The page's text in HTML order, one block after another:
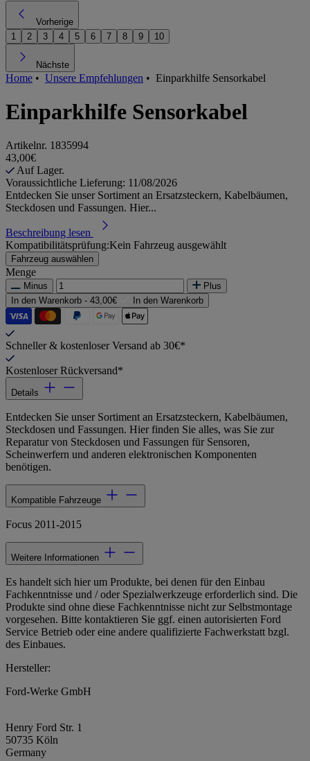
Vorherige
1
2 3 4 5 6 7 8 9 10
Nächste
Home • Unsere Empfehlungen • Einparkhilfe Sensorkabel
Einparkhilfe Sensorkabel
Artikelnr. 1835994
43,00€
Auf Lager.
Voraussichtliche Lieferung: 11/08/2026
Entdecken Sie unser Sortiment an Ersatzsteckern, Kabelbäumen,
Steckdosen und Fassungen. Hier...
Beschreibung lesen
Kompatibilitätsprüfung:Kein Fahrzeug ausgewählt
Fahrzeug auswählen
Menge
Minus
Plus
In den Warenkorb - 43,00€ In den Warenkorb
Schneller & kostenloser Versand ab 30€*
Kostenloser Rückversand*
Details
Entdecken Sie unser Sortiment an Ersatzsteckern, Kabelbäumen,
Steckdosen und Fassungen. Hier finden Sie alles, was Sie zur
Reparatur von Steckdosen und Fassungen für Sensoren,
Scheinwerfern und anderen elektronischen Komponenten
benötigen.
Kompatible Fahrzeuge
Focus 2011-2015
Weitere Informationen
Es handelt sich hier um Produkte, bei denen für den Einbau
Fachkenntnisse und / oder Spezialwerkzeuge erforderlich sind. Die
Produkte sind ohne diese Fachkenntnisse nicht zur Selbstmontage
vorgesehen. Bitte kontaktieren Sie ggf. einen autorisierten Ford
Service Betrieb oder eine andere qualifizierte Fachwerkstatt bzgl.
des Einbaues.
Hersteller:
Ford-Werke GmbH
Henry Ford Str. 1
50735 Köln
Germany